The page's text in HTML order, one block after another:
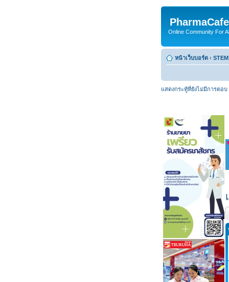
Online Community For
หน้าเว็บบอร์ด ‹
แสดงกระทู้ที่ยังไม่มีการตอบ